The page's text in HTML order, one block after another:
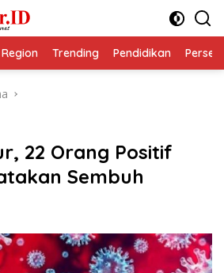
Region Trending Pendidikan
22 Orang Positif
Sembuh